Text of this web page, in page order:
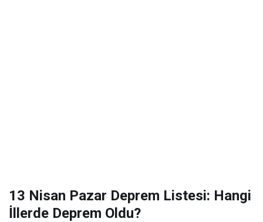
13 Nisan Pazar Deprem Listesi: Hangi
İllerde Deprem Oldu?